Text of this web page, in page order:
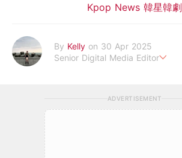
Kpop News 韓星韓劇
By Kelly on 30 Apr 2025
Senior Digital Media Editor
ADVERTISEMENT